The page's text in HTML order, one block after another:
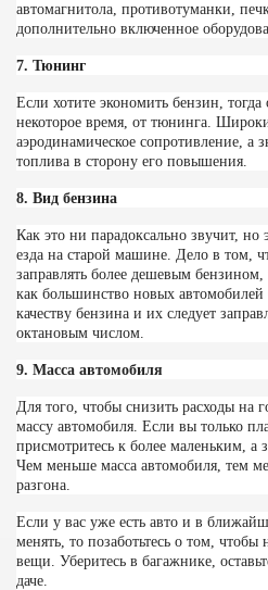
автомагнитола, противотуманки,
дополнительно включенное
7. Тюнинг
Если хотите экономить бензин, тогда
некоторое время, от тюнинга.
аэродинамическое сопротивление, а
топлива в сторону его повышения.
8. Вид бензина
Как это ни парадоксально звучит,
езда на старой машине. Дело в том,
заправлять более дешевым
как большинство новых автомобилей
качеству бензина и их следует
октановым числом.
9. Масса автомобиля
Для того, чтобы снизить расходы на
массу автомобиля. Если вы только
присмотритесь к более маленьким, а
Чем меньше масса автомобиля, тем
разгона.
Если у вас уже есть авто и в
менять, то позаботьтесь о том,
вещи. Уберитесь в багажнике,
даче.